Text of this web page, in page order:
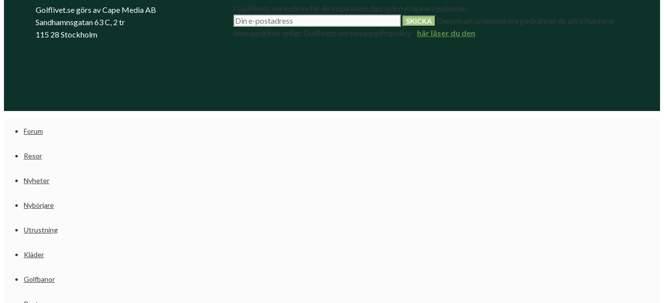
Golflivet.se görs av Cape Media AB
Sandhamnsgatan 63 C, 2 tr
115 28 Stockholm
I Golflivets veckobrev får du inspiration, tips och nyttiga erbjudanden.
Genom att prenumerera godkänner du att vi hanterar
dina uppgifter enligt Golflivets personuppgiftspolicy - här läser du den.
Forum
Resor
Nyheter
Nybörjare
Utrustning
Kläder
Golfbanor